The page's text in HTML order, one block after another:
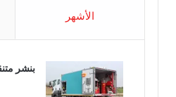
الأشهر
بنشر